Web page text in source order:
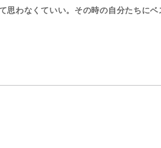
思わなくていい。その時の自分たちにベ